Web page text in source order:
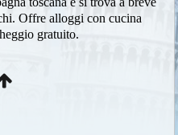
Offre alloggi con cucina
gratuito.